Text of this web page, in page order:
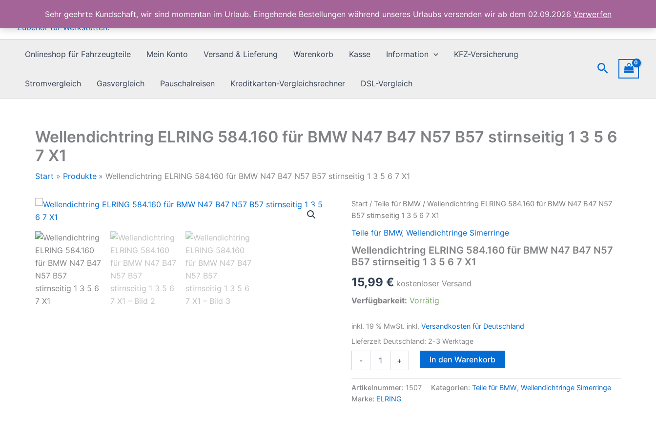
Sehr geehrte Kundschaft, wir sind momentan im Urlaub. Eingehende Bestellungen während unseres Urlaubs versenden wir ab dem 02.09.2026 Verwerfen
springen
Onlineshop für Fahrzeugteile Mein Konto Versand & Lieferung Warenkorb Kasse Information KFZ-Versicherung
Stromvergleich Gasvergleich Pauschalreisen Kreditkarten-Vergleichsrechner DSL-Vergleich
Suchen
Wellendichtring ELRING 584.160 für BMW N47 B47 N57 B57 stirnseitig 1 3 5 6
7 X1
Start Produkte Wellendichtring ELRING 584.160 für BMW N47 B47 N57 B57 stirnseitig 1 3 5 6 7 X1
Start / Teile für BMW / Wellendichtring ELRING 584.160 für BMW N47 B47 N57
B57 stirnseitig 1 3 5 6 7 X1
Teile für BMW, Wellendichtringe Simerringe
Wellendichtring ELRING 584.160 für BMW N47 B47 N57
B57 stirnseitig 1 3 5 6 7 X1
15,99 € kostenloser Versand
Verfügbarkeit: Vorrätig
inkl. 19 % MwSt. inkl. Versandkosten für Deutschland
Lieferzeit Deutschland: 2-3 Werktage
-
für
N47
+ In den Warenkorb
Artikelnummer: 1507 Kategorien: Teile für BMW, Wellendichtringe Simerringe
Marke: ELRING
B47
N57
B57
stirnseitig
3
X1